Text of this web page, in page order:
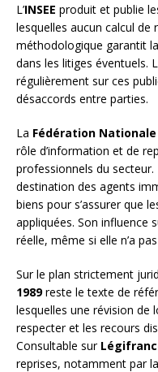
L’INSEE produit et publie
lesquelles aucun calcul de
méthodologique garantit
dans les litiges éventuels.
régulièrement sur ces
désaccords entre parties.
La Fédération Nationale
rôle d’information et de
professionnels du secteur.
destination des agents
biens pour s’assurer que
appliquées. Son influence
réelle, même si elle n’a
Sur le plan strictement
1989reste le texte de
lesquelles une révision de
respecter et les recours
Consultable sur
reprises, notamment par